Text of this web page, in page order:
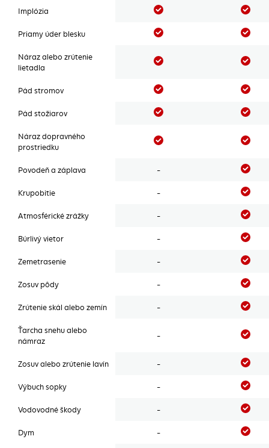
Implózia Áno Áno
Priamy úder blesku Áno Áno
Náraz alebo zrútenie
lietadla
Áno Áno
Pád stromov Áno Áno
Pád stožiarov Áno Áno
Náraz dopravného
prostriedku
Áno Áno
Povodeň a záplava - Áno
Krupobitie - Áno
Atmosférické zrážky - Áno
Búrlivý vietor - Áno
Zemetrasenie - Áno
Zosuv pôdy - Áno
Zrútenie skál alebo zemín - Áno
Ťarcha snehu alebo
námraz
- Áno
Zosuv alebo zrútenie lavín - Áno
Výbuch sopky - Áno
Vodovodné škody - Áno
Dym - Áno